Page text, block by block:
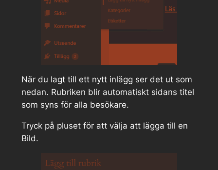
När du lagt till ett nytt inlägg ser det ut som
nedan. Rubriken blir automatiskt sidans titel
som syns för alla besökare.
Tryck på pluset för att välja att lägga till en
Bild.